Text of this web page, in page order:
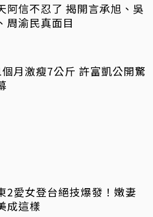
阿信不忍了 揭開言承旭、吳
周渝民真面目
月激瘦7公斤 許富凱公開驚
2愛女登台絕技爆發！嫩妻
成這樣